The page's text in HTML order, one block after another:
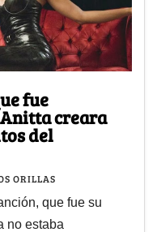
fue
creara
del
ORILLAS
que fue su
no estaba